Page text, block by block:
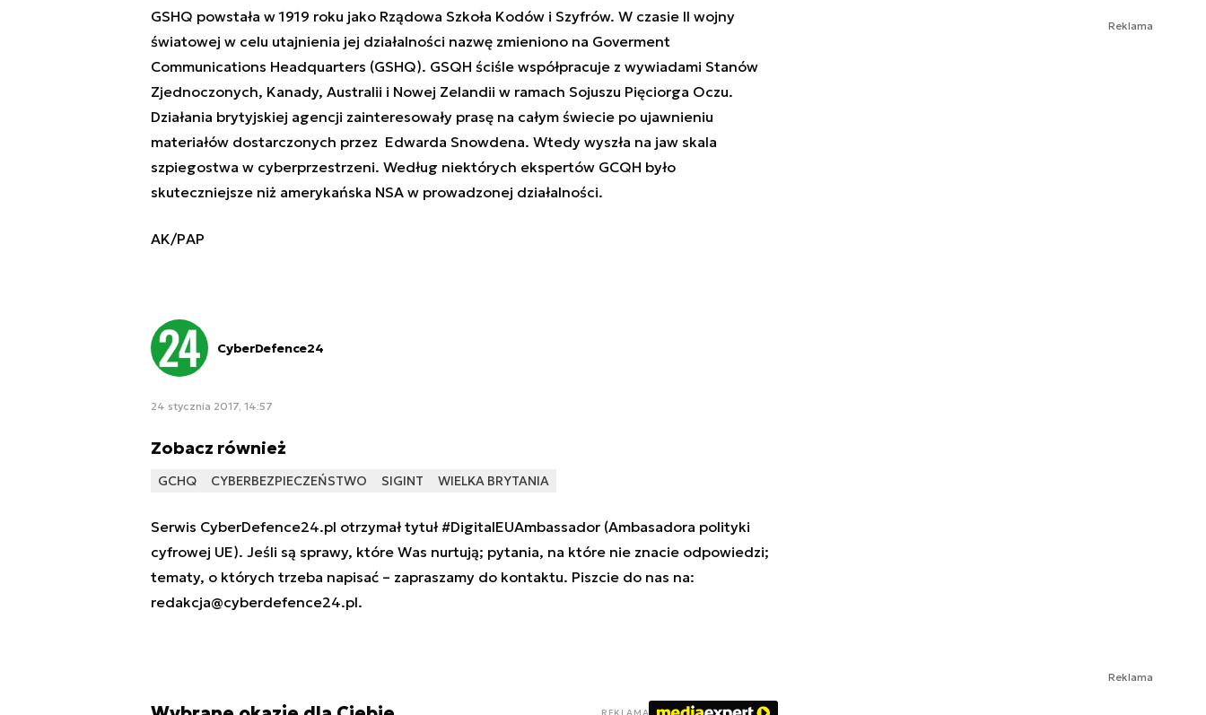
GSHQ powstała w 1919 roku jako Rządowa Szkoła Kodów i Szyfrów. W czasie II wojny
światowej w celu utajnienia jej działalności nazwę zmieniono na Goverment
Communications Headquarters (GSHQ). GSQH ściśle współpracuje z wywiadami Stanów
Zjednoczonych, Kanady, Australii i Nowej Zelandii w ramach Sojuszu Pięciorga Oczu.
Działania brytyjskiej agencji zainteresowały prasę na całym świecie po ujawnieniu
materiałów dostarczonych przez Edwarda Snowdena. Wtedy wyszła na jaw skala
szpiegostwa w cyberprzestrzeni. Według niektórych ekspertów GCQH było
skuteczniejsze niż amerykańska NSA w prowadzonej działalności.
AK/PAP
CyberDefence24
24 stycznia 2017, 14:57
Zobacz również
GCHQ CYBERBEZPIECZEŃSTWO SIGINT WIELKA BRYTANIA
Serwis CyberDefence24.pl otrzymał tytuł #DigitalEUAmbassador (Ambasadora polityki
cyfrowej UE). Jeśli są sprawy, które Was nurtują; pytania, na które nie znacie odpowiedzi;
tematy, o których trzeba napisać – zapraszamy do kontaktu. Piszcie do nas na:
redakcja@cyberdefence24.pl.
Reklama
Reklama